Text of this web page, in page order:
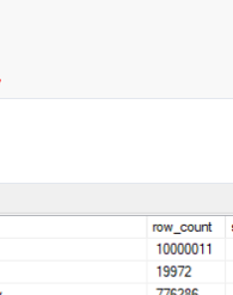
* 8) /
-
t.[object_id] =